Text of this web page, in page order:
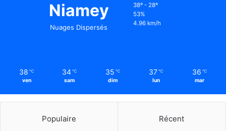
Niamey
Nuages Dispersés
38º - 28º
53%
4.96 km/h
38 ℃
ven
34 ℃
sam
35 ℃
dim
37 ℃
lun
36 ℃
mar
Populaire Récent